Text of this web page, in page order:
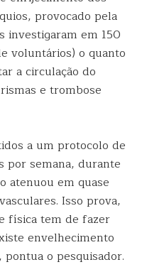
provocado pela
investigaram em 150
voluntários) o quanto
a circulação do
e trombose
a um protocolo de
por semana, durante
atenuou em quase
Isso prova,
física tem de fazer
envelhecimento
o pesquisador.